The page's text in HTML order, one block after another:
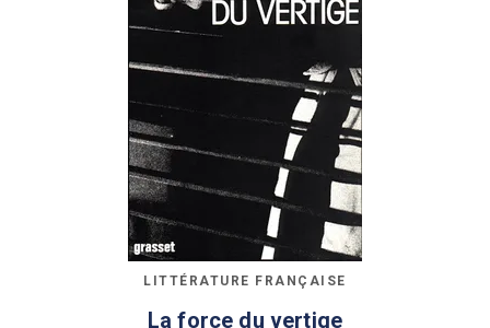
LITTÉRATURE FRANÇAISE
La force du vertige